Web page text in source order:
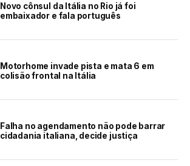
Novo cônsul da Itália no Rio já foi
embaixador e fala português
Motorhome invade pista e mata 6 em
colisão frontal na Itália
Falha no agendamento não pode barrar
cidadania italiana, decide justiça